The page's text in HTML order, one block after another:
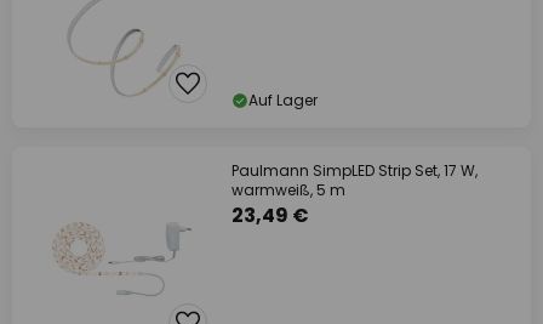
Auf Lager
Paulmann SimpLED Strip Set, 17 W,
warmweiß, 5 m
23,49 €